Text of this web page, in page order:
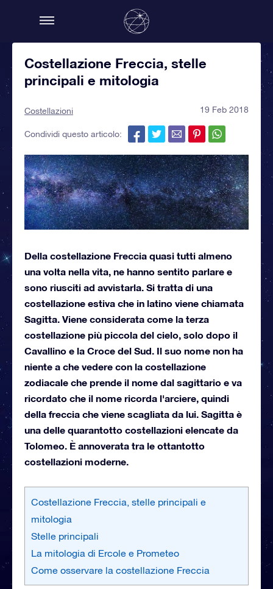
Costellazione Freccia, stelle
principali e mitologia
Costellazioni 19 Feb 2018
Condividi questo articolo:
Della costellazione Freccia quasi tutti almeno
una volta nella vita, ne hanno sentito parlare e
sono riusciti ad avvistarla. Si tratta di una
costellazione estiva che in latino viene chiamata
Sagitta. Viene considerata come la terza
costellazione più piccola del cielo, solo dopo il
Cavallino e la Croce del Sud. Il suo nome non ha
niente a che vedere con la costellazione
zodiacale che prende il nome dal sagittario e va
ricordato che il nome ricorda l'arciere, quindi
della freccia che viene scagliata da lui. Sagitta è
una delle quarantotto costellazioni elencate da
Tolomeo. È annoverata tra le ottantotto
costellazioni moderne.
Costellazione Freccia, stelle principali e
mitologia
Stelle principali
La mitologia di Ercole e Prometeo
Come osservare la costellazione Freccia